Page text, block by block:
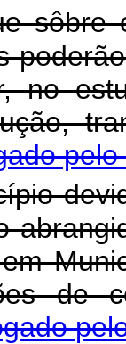
sôbre
no
de